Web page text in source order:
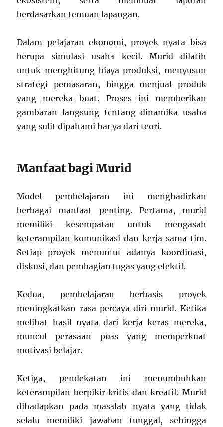
berdasarkan temuan lapangan.
Dalam pelajaran ekonomi, proyek nyata bisa
berupa simulasi usaha kecil. Murid dilatih
untuk menghitung biaya produksi, menyusun
strategi pemasaran, hingga menjual produk
yang mereka buat. Proses ini memberikan
gambaran langsung tentang dinamika usaha
yang sulit dipahami hanya dari teori.
Manfaat bagi Murid
Model pembelajaran ini menghadirkan
berbagai manfaat penting. Pertama, murid
memiliki kesempatan untuk mengasah
keterampilan komunikasi dan kerja sama tim.
Setiap proyek menuntut adanya koordinasi,
diskusi, dan pembagian tugas yang efektif.
Kedua, pembelajaran berbasis proyek
meningkatkan rasa percaya diri murid. Ketika
melihat hasil nyata dari kerja keras mereka,
muncul perasaan puas yang memperkuat
motivasi belajar.
Ketiga, pendekatan ini menumbuhkan
keterampilan berpikir kritis dan kreatif. Murid
dihadapkan pada masalah nyata yang tidak
selalu memiliki jawaban tunggal, sehingga